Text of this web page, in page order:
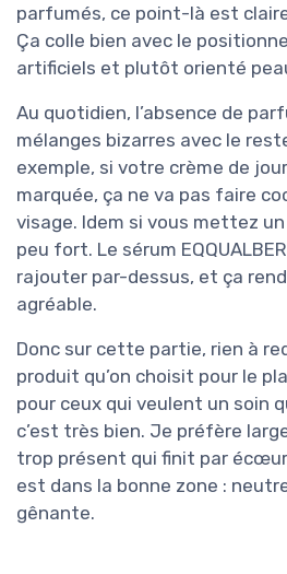
parfumés, ce point-là est
Ça colle bien avec le
artificiels et plutôt orienté
Au quotidien, l’absence de
mélanges bizarres avec le
exemple, si votre crème de
marquée, ça ne va pas faire
visage. Idem si vous mettez
peu fort. Le sérum
rajouter par-dessus, et ça rend
agréable.
Donc sur cette partie, rien à
produit qu’on choisit pour le
pour ceux qui veulent un soin
c’est très bien. Je préfère
trop présent qui finit par
est dans la bonne zone :
gênante.